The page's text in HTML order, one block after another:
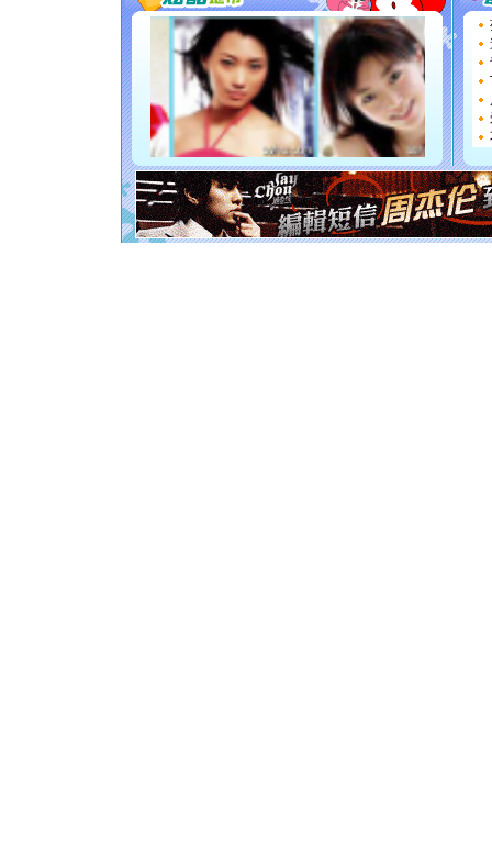
[圣诞节]
能正大
都要快乐
[圣诞节]
如意,快
[元旦]
看
断电。
你是我
[元旦]
起；二是
离。水晶
[元旦]当
泣，这痛